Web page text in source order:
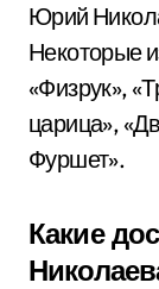
Юрий
Некоторые
«Физрук»,
царица»,
Фуршет».
Какие